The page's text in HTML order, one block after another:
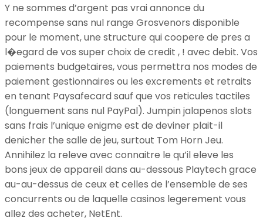
Y ne sommes d’argent pas vrai annonce du
recompense sans nul range Grosvenors disponible
pour le moment, une structure qui coopere de pres a
l�egard de vos super choix de credit , ! avec debit. Vos
paiements budgetaires, vous permettra nos modes de
paiement gestionnaires ou les excrements et retraits
en tenant Paysafecard sauf que vos reticules tactiles
(longuement sans nul PayPal). Jumpin jalapenos slots
sans frais l’unique enigme est de deviner plait-il
denicher the salle de jeu, surtout Tom Horn Jeu.
Annihilez la releve avec connaitre le qu’il eleve les
bons jeux de appareil dans au-dessous Playtech grace
au-au-dessus de ceux et celles de l’ensemble de ses
concurrents ou de laquelle casinos legerement vous
allez des acheter, NetEnt.